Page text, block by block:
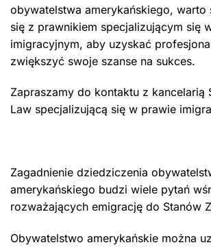
obywatelstwa amerykańskiego, warto
się z prawnikiem specjalizującym się
imigracyjnym, aby uzyskać
zwiększyć swoje szanse na sukces.
Zapraszamy do kontaktu z kancelarią
Law specjalizującą się w prawie
Zagadnienie dziedziczenia
amerykańskiego budzi wiele pytań
rozważających emigrację do Stanów
Obywatelstwo amerykańskie można